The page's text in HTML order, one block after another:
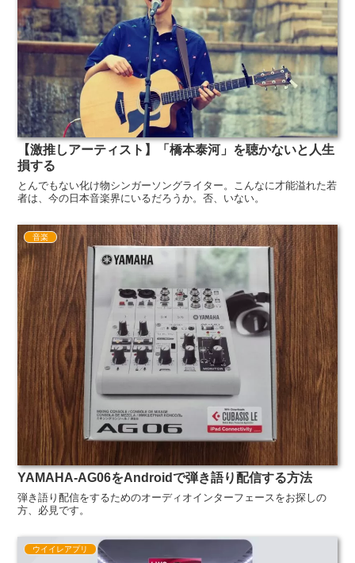
【激推しアーティスト】「橋本泰河」を聴かないと人生
損する
とんでもない化け物シンガーソングライター。こんなに才能溢れた若
者は、今の日本音楽界にいるだろうか。否、いない。
音楽
YAMAHA-AG06をAndroidで弾き語り配信する方法
弾き語り配信をするためのオーディオインターフェースをお探しの
方、必見です。
ウイイレアプリ